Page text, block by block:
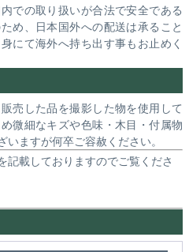
での取り扱いが合法で安全である
め、日本国外への配送は承ること
にて海外へ持ち出す事もお止めく
売した品を撮影した物を使用して
微細なキズや色味・木目・付属物
ますが何卒ご容赦ください。
記載しておりますのでご覧くださ